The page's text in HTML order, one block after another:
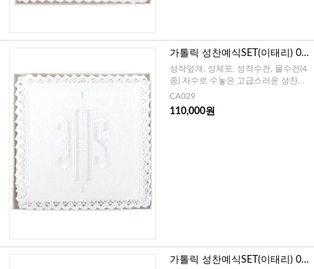
가톨릭 성찬예식SET(이태리) 02
9
성작덮개, 성체포, 성작수건, 물수건(4
종) 자수로 수놓은 고급스러운 성찬예
식SET
CA029
110,000원
가톨릭 성찬예식SET(이태리) 00